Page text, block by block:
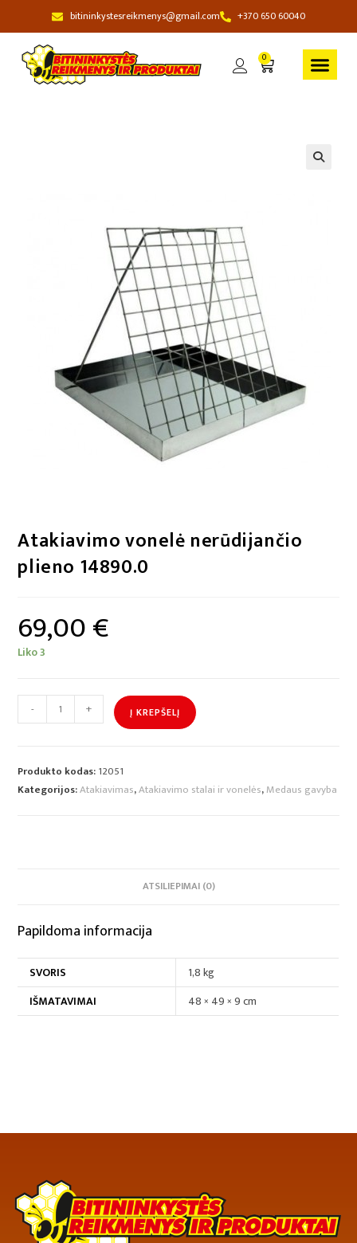
bitininkystesreikmenys@gmail.com +370 650 60040
0
Atakiavimo vonelė nerūdijančio
plieno 14890.0
69,00€
Liko 3
- + Į KREPŠELĮ
Produkto kodas:12051
Kategorijos:Atakiavimas,Atakiavimo stalai ir vonelės,Medaus gavyba
ATSILIEPIMAI (0)
Papildoma informacija
SVORIS
1,8 kg
IŠMATAVIMAI
48 × 49 × 9 cm